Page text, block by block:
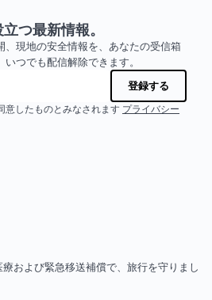
つ最新情報。
、現地の安全情報を、あなたの受信箱
つでも配信解除できます。
登録する
意したものとみなされます プライバシー
および緊急移送補償で、旅行を守りまし